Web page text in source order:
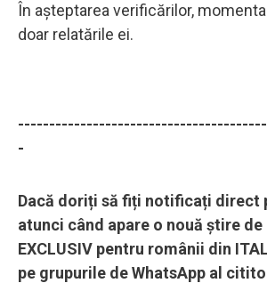
În așteptarea verificărilor,
doar relatările ei.
-
Dacă doriți să fiți notificați direct
atunci când apare o nouă știre
EXCLUSIV pentru românii din
pe grupurile de WhatsApp al